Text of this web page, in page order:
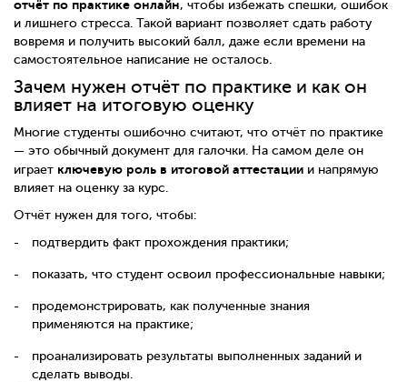
отчёт по практике онлайн, чтобы избежать спешки, ошибок
и лишнего стресса. Такой вариант позволяет сдать работу
вовремя и получить высокий балл, даже если времени на
самостоятельное написание не осталось.
Зачем нужен отчёт по практике и как он
влияет на итоговую оценку
Многие студенты ошибочно считают, что отчёт по практике
— это обычный документ для галочки. На самом деле он
играет ключевую роль в итоговой аттестации и напрямую
влияет на оценку за курс.
Отчёт нужен для того, чтобы:
подтвердить факт прохождения практики;
показать, что студент освоил профессиональные навыки;
продемонстрировать, как полученные знания
применяются на практике;
проанализировать результаты выполненных заданий и
сделать выводы.